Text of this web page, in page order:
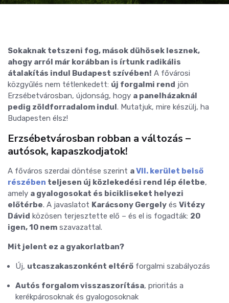
Sokaknak tetszeni fog, mások dühösek lesznek,
ahogy arról már korábban is írtunk radikális
átalakítás indul Budapest szívében! A fővárosi
közgyűlés nem tétlenkedett: új forgalmi rend jön
Erzsébetvárosban, újdonság, hogy a panelházaknál
pedig zöldforradalom indul. Mutatjuk, mire készülj, ha
Budapesten élsz!
Erzsébetvárosban robban a változás –
autósok, kapaszkodjatok!
A főváros szerdai döntése szerint aVII. kerület belső
részében teljesen új közlekedési rend lép életbe,
amely a gyalogosokat és bicikliseket helyezi
előtérbe. A javaslatot Karácsony Gergely és Vitézy
Dávid közösen terjesztette elő – és el is fogadták: 20
igen, 10 nem szavazattal.
Mit jelent ez a gyakorlatban?
Új, utcaszakaszonként eltérő forgalmi szabályozás
Autós forgalom visszaszorítása, prioritás a
kerékpárosoknak és gyalogosoknak